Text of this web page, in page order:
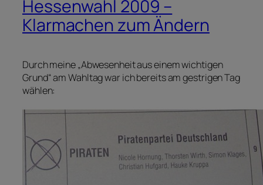
Hessenwahl 2009 –
Klarmachen zum Ändern
Durch meine „Abwesenheit aus einem wichtigen
Grund“ am Wahltag war ich bereits am gestrigen Tag
wählen: